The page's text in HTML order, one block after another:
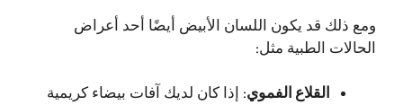
ومع ذلك قد يكون اللسان الأبيض أيضًا أحد أعراض
الحالات الطبية مثل:
القلاع الفموي: إذا كان لديك آفات بيضاء كريمية